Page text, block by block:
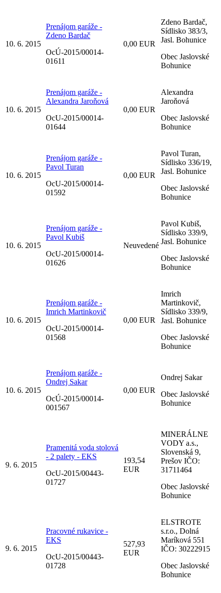
10. 6. 2015
Prenájom garáže -
Zdeno Bardač
OcÚ-2015/00014-
01611
0,00 EUR
Zdeno Bardač,
Sídlisko 383/3,
Jasl. Bohunice
Obec Jaslovské
Bohunice
10. 6. 2015
Prenájom garáže -
Alexandra Jaroňová
OcU-2015/00014-
01644
0,00 EUR
Alexandra
Jaroňová
Obec Jaslovské
Bohunice
10. 6. 2015
Prenájom garáže -
Pavol Turan
OcU-2015/00014-
01592
0,00 EUR
Pavol Turan,
Sídlisko 336/19,
Jasl. Bohunice
Obec Jaslovské
Bohunice
10. 6. 2015
Prenájom garáže -
Pavol Kubiš
OcU-2015/00014-
01626
Neuvedené
Pavol Kubiš,
Sídlisko 339/9,
Jasl. Bohunice
Obec Jaslovské
Bohunice
10. 6. 2015
Prenájom garáže -
Imrich Martinkovič
OcU-2015/00014-
01568
0,00 EUR
Imrich
Martinkovič,
Sídlisko 339/9,
Jasl. Bohunice
Obec Jaslovské
Bohunice
10. 6. 2015
Prenájom garáže -
Ondrej Sakar
OcÚ-2015/00014-
001567
0,00 EUR
Ondrej Sakar
Obec Jaslovské
Bohunice
9. 6. 2015
Pramenitá voda stolová
- 2 palety - EKS
OcU-2015/00443-
01727
193,54
EUR
MINERÁLNE
VODY a.s.,
Slovenská 9,
Prešov IČO:
31711464
Obec Jaslovské
Bohunice
9. 6. 2015
Pracovné rukavice -
EKS
OcU-2015/00443-
01728
527,93
EUR
ELSTROTE
s.r.o., Dolná
Maríková 551
IČO: 30222915
Obec Jaslovské
Bohunice